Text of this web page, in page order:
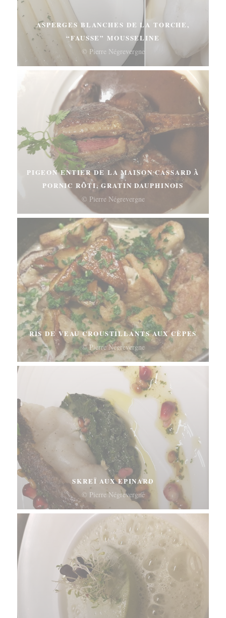
ASPERGES BLANCHES DE LA TORCHE,
“FAUSSE” MOUSSELINE
© Pierre Négrevergne
PIGEON ENTIER DE LA MAISON CASSARD À
PORNIC RÔTI, GRATIN DAUPHINOIS
© Pierre Négrevergne
RIS DE VEAU CROUSTILLANTS AUX CÈPES
© Pierre Négrevergne
SKREÏ AUX EPINARD
© Pierre Négrevergne